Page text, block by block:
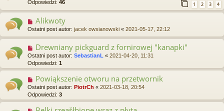
Odpowiedzi: 46 1 2 3 4
Alikwoty
Ostatni post autor: jacek owsianowski « 2021-05-17, 22:12
Drewniany pickguard z fornirowej "kanapki"
Ostatni post autor: SebastianL « 2021-04-20, 11:31
Odpowiedzi: 1
Powiąkszenie otworu na przetwornik
Ostatni post autor: PiotrCh « 2021-03-18, 20:54
Odpowiedzi: 3